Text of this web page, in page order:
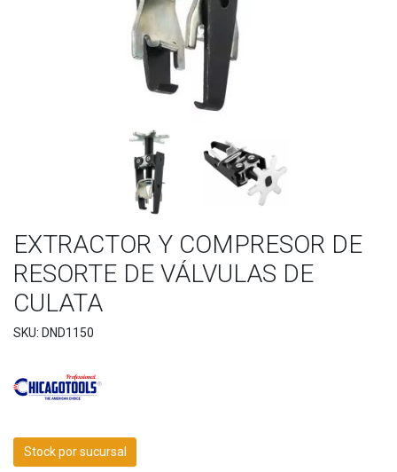
EXTRACTOR Y COMPRESOR DE
RESORTE DE VÁLVULAS DE
CULATA
SKU: DND1150
Stock por sucursal